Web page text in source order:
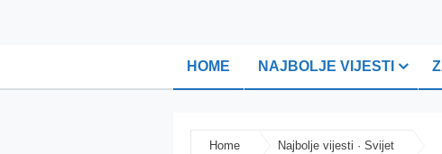
HOME NAJBOLJE VIJESTI
Home Najbolje vijesti · Svijet